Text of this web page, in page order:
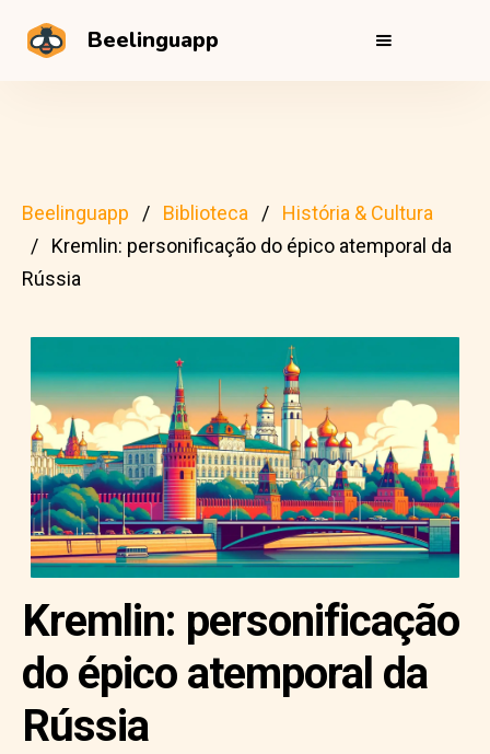
Beelinguapp
Beelinguapp Biblioteca
História & Cultura
Kremlin: personificação do épico atemporal da
Rússia
Kremlin: personificação
do épico atemporal da
Rússia